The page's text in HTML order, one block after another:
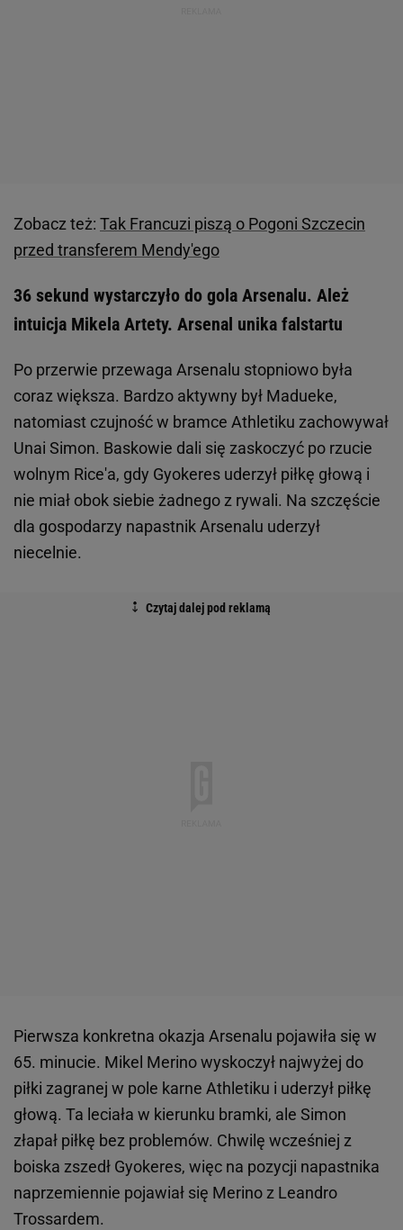
Zobacz też: Tak Francuzi piszą o Pogoni Szczecin
przed transferem Mendy'ego
36 sekund wystarczyło do gola Arsenalu. Ależ
intuicja Mikela Artety. Arsenal unika falstartu
Po przerwie przewaga Arsenalu stopniowo była
coraz większa. Bardzo aktywny był Madueke,
natomiast czujność w bramce Athletiku zachowywał
Unai Simon. Baskowie dali się zaskoczyć po rzucie
wolnym Rice'a, gdy Gyokeres uderzył piłkę głową i
nie miał obok siebie żadnego z rywali. Na szczęście
dla gospodarzy napastnik Arsenalu uderzył
niecelnie.
Pierwsza konkretna okazja Arsenalu pojawiła się w
65. minucie. Mikel Merino wyskoczył najwyżej do
piłki zagranej w pole karne Athletiku i uderzył piłkę
głową. Ta leciała w kierunku bramki, ale Simon
złapał piłkę bez problemów. Chwilę wcześniej z
boiska zszedł Gyokeres, więc na pozycji napastnika
naprzemiennie pojawiał się Merino z Leandro
Trossardem.